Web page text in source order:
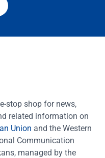
stop shop for news,
related information on
Union and the Western
Communication
managed by the